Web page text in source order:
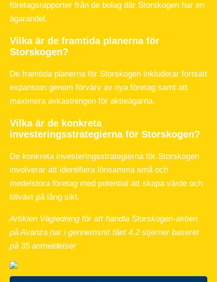
företagsrapporter från de bolag där Storskogen har en
ägarandel.
Vilka är de framtida planerna för
Storskogen?
De framtida planerna för Storskogen inkluderar fortsatt
expansion genom förvärv av nya företag samt att
maximera avkastningen för aktieägarna.
Vilka är de konkreta
investeringsstrategierna för Storskogen?
De konkreta investeringsstrategierna för Storskogen
involverar att identifiera lönsamma små och
medelstora företag med potential att skapa värde och
tillväxt på lång sikt.
Artiklen Vägledning för att handla Storskogen-aktien
på Avanza har i gennemsnit fået 4.2stjerner baseret
på 35anmeldelser